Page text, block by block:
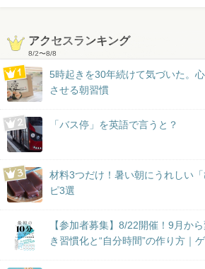
アクセスランキング
8/2〜8/8
5時起きを30年続けて気づいた。
させる朝習慣
「バス停」を英語で言うと？
材料3つだけ！暑い朝にうれしい
ピ3選
【参加者募集】8/22開催！9月か
き習慣化と“自分時間”の作り方｜